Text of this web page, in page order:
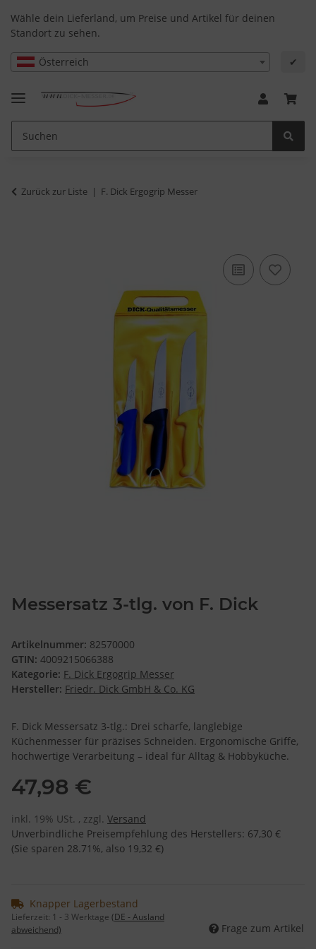
Wähle dein Lieferland, um Preise und Artikel für deinen
Standort zu sehen.
Österreich ✔
Zurück zur Liste F. Dick Ergogrip Messer
Messersatz 3-tlg. von F. Dick
Artikelnummer: 82570000
GTIN: 4009215066388
Kategorie: F. Dick Ergogrip Messer
Hersteller: Friedr. Dick GmbH & Co. KG
F. Dick Messersatz 3-tlg.: Drei scharfe, langlebige
Küchenmesser für präzises Schneiden. Ergonomische Griffe,
hochwertige Verarbeitung – ideal für Alltag & Hobbyküche.
47,98 €
inkl. 19% USt. , zzgl. Versand
Unverbindliche Preisempfehlung des Herstellers: 67,30 €
(Sie sparen 28.71%, also 19,32 €)
Knapper Lagerbestand
Lieferzeit: 1 - 3 Werktage (DE - Ausland
abweichend)
Frage zum Artikel